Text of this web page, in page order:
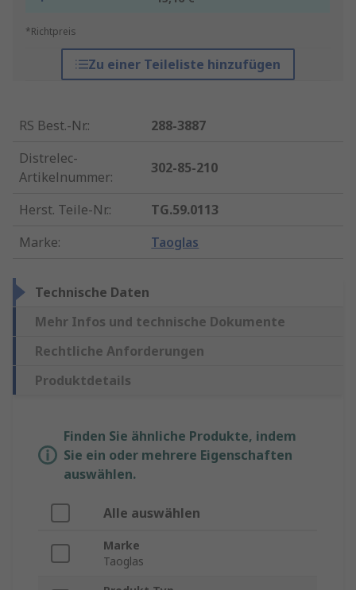
*Richtpreis
Zu einer Teileliste hinzufügen
RS Best.-Nr.:
288-3887
Distrelec-
Artikelnummer:
302-85-210
Herst. Teile-Nr.:
TG.59.0113
Marke: Taoglas
Technische Daten
Mehr Infos und technische Dokumente
Rechtliche Anforderungen
Produktdetails
Finden Sie ähnliche Produkte, indem
Sie ein oder mehrere Eigenschaften
auswählen.
Alle auswählen
Marke
Taoglas